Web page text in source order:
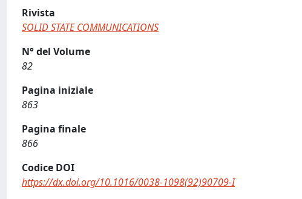
Rivista
SOLID STATE COMMUNICATIONS
N° del Volume
82
Pagina iniziale
863
Pagina finale
866
Codice DOI
https://dx.doi.org/10.1016/0038-1098(92)90709-I